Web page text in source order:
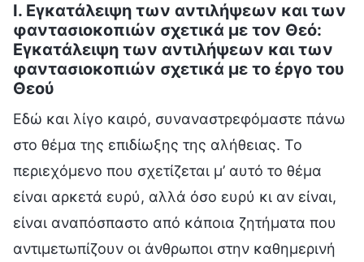
I. Εγκατάλειψη των αντιλήψεων και των
φαντασιοκοπιών σχετικά με τον Θεό:
Εγκατάλειψη των αντιλήψεων και των
φαντασιοκοπιών σχετικά με το έργο του
Θεού
Εδώ και λίγο καιρό, συναναστρεφόμαστε πάνω
στο θέμα της επιδίωξης της αλήθειας. Το
περιεχόμενο που σχετίζεται μ’ αυτό το θέμα
είναι αρκετά ευρύ, αλλά όσο ευρύ κι αν είναι,
είναι αναπόσπαστο από κάποια ζητήματα που
αντιμετωπίζουν οι άνθρωποι στην καθημερινή